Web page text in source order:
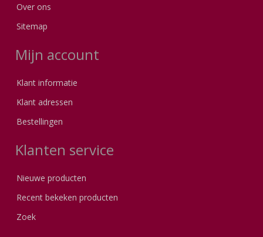
Over ons
Sitemap
Mijn account
Klant informatie
Klant adressen
Bestellingen
Klanten service
Nieuwe producten
Recent bekeken producten
Zoek